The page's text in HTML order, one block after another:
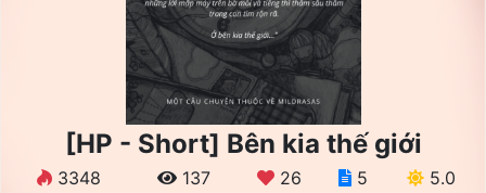
[HP - Short] Bên kia thế giới
3348 137 26 5
5.0